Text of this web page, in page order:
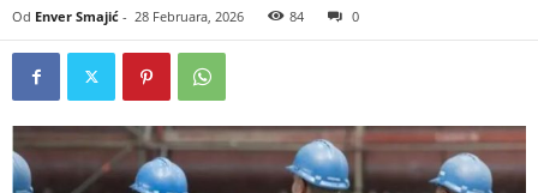
Od Enver Smajić - 28 Februara, 2026 84 0